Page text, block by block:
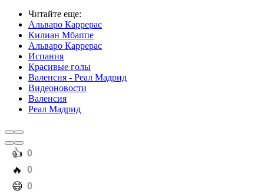
Читайте еще:
Альваро Каррерас
Килиан Мбаппе
Альваро Каррерас
Испания
Красивые голы
Валенсия - Реал Мадрид
Видеоновости
Валенсия
Реал Мадрид
️👍 0
️🔥 0
️😄 0